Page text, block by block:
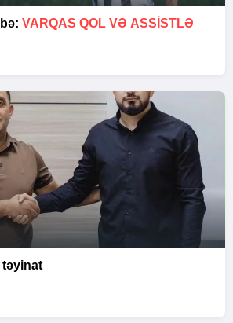
VARQAS QOL VƏ ASSİSTLƏ
təyinat